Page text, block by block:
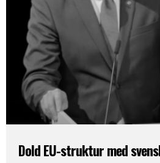
Dold EU-struktur med